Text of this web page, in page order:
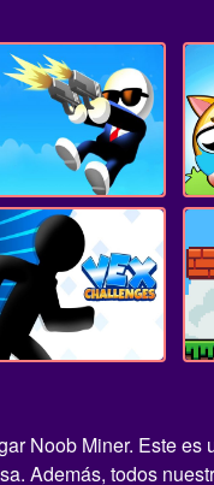
Noob Miner. Este
Además, todos